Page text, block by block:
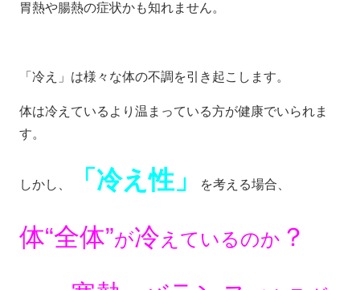
胃熱や腸熱の症状かも知れません。
「冷え」は様々な体の不調を引き起こします。
体は冷えているより温まっている方が健康でいられま
す。
しかし、 「冷え性」 を考える場合、
体“全体”が冷えているのか ？